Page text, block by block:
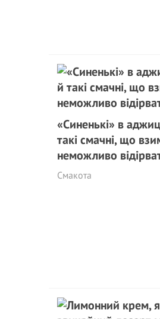
«Синенькі» в
такі смачні, що
неможливо
Смакота